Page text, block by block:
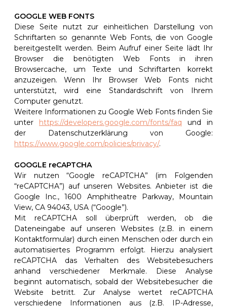
GOOGLE WEB FONTS
Diese Seite nutzt zur einheitlichen Darstellung von
Schriftarten so genannte Web Fonts, die von Google
bereitgestellt werden. Beim Aufruf einer Seite lädt Ihr
Browser die benötigten Web Fonts in ihren
Browsercache, um Texte und Schriftarten korrekt
anzuzeigen. Wenn Ihr Browser Web Fonts nicht
unterstützt, wird eine Standardschrift von Ihrem
Computer genutzt.
Weitere Informationen zu Google Web Fonts finden Sie
unter https://developers.google.com/fonts/faq und in
der Datenschutzerklärung von Google:
https://www.google.com/policies/privacy/.
GOOGLE reCAPTCHA
Wir nutzen “Google reCAPTCHA” (im Folgenden
“reCAPTCHA”) auf unseren Websites. Anbieter ist die
Google Inc., 1600 Amphitheatre Parkway, Mountain
View, CA 94043, USA (“Google”).
Mit reCAPTCHA soll überprüft werden, ob die
Dateneingabe auf unseren Websites (z.B. in einem
Kontaktformular) durch einen Menschen oder durch ein
automatisiertes Programm erfolgt. Hierzu analysiert
reCAPTCHA das Verhalten des Websitebesuchers
anhand verschiedener Merkmale. Diese Analyse
beginnt automatisch, sobald der Websitebesucher die
Website betritt. Zur Analyse wertet reCAPTCHA
verschiedene Informationen aus (z.B. IP-Adresse,